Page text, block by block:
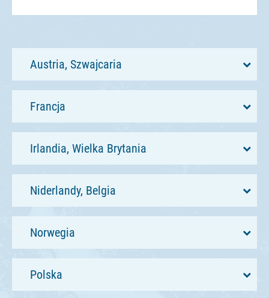
Austria, Szwajcaria
Francja
Irlandia, Wielka Brytania
Niderlandy, Belgia
Norwegia
Polska